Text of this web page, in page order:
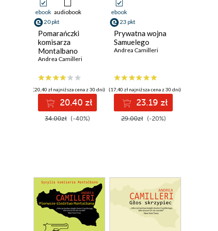
ebook audiobook
20 pkt
Pomarańczki
komisarza
Montalbano
Andrea Camilleri
(20,40 zł najniższa cena z 30 dni)
20.40 zł
34.00zł (-40%)
ebook
23 pkt
Prywatna wojna
Samuelego
Andrea Camilleri
(17,40 zł najniższa cena z 30 dni)
23.19 zł
29.00zł (-20%)